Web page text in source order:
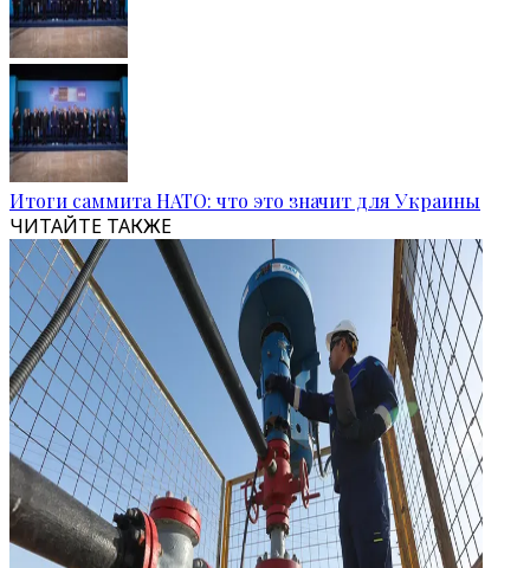
Итоги саммита НАТО: что это значит для Украины
ЧИТАЙТЕ ТАКЖЕ